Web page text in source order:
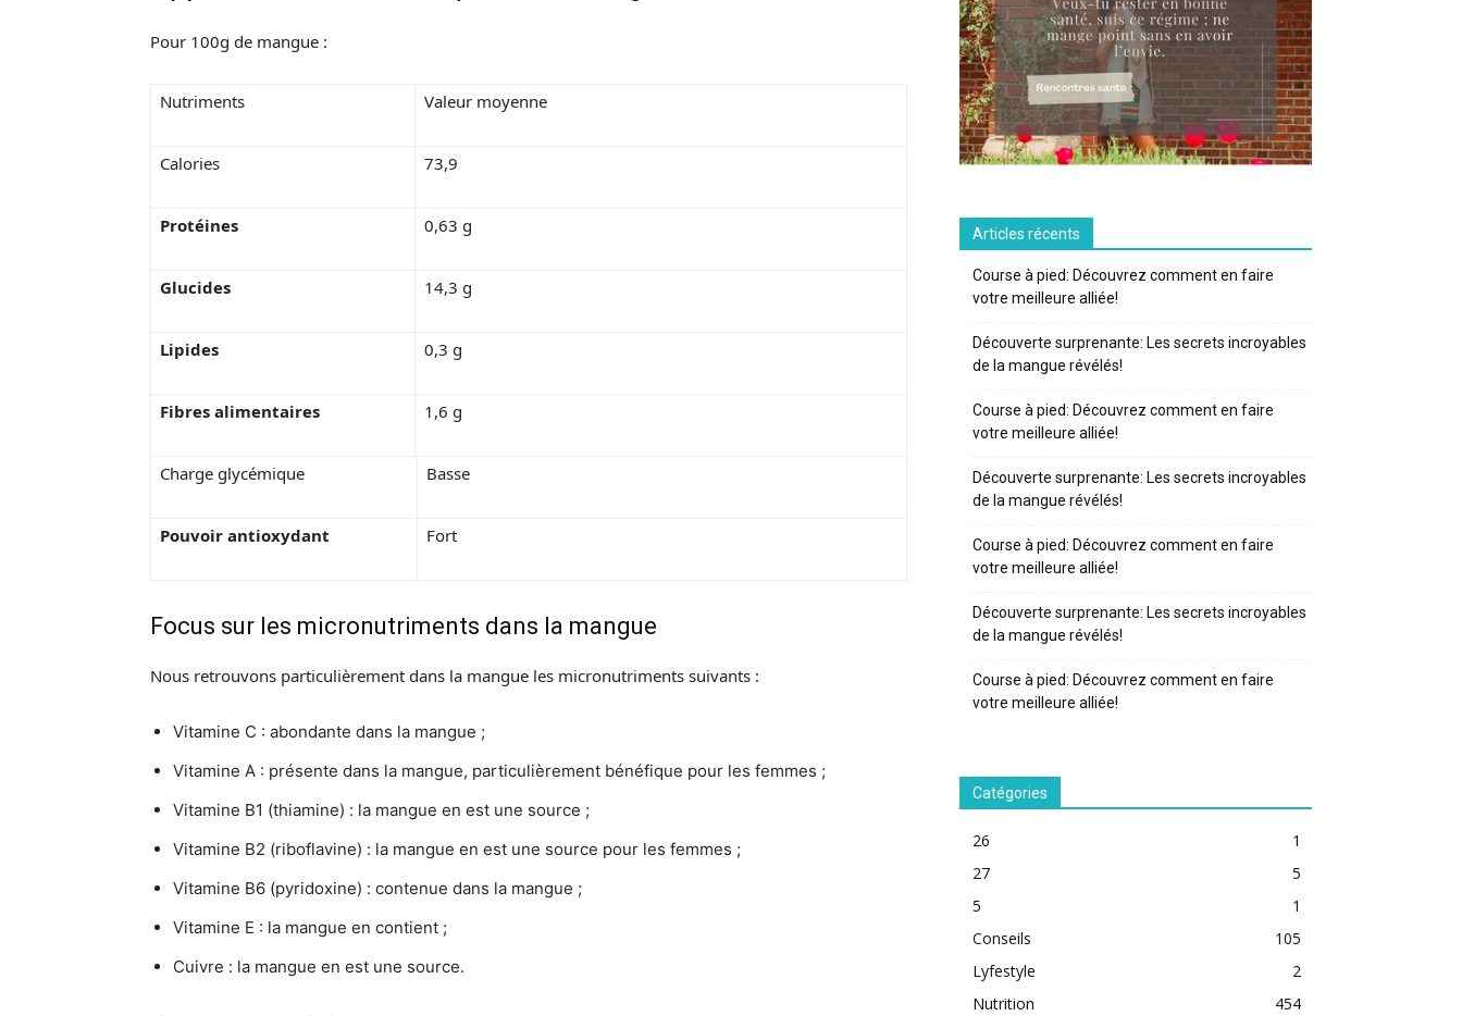
Pour 100g de mangue :
Nutriments Valeur moyenne
Calories 73,9
Protéines 0,63 g
Glucides 14,3 g
Lipides 0,3 g
Fibres alimentaires 1,6 g
Charge glycémique Basse
Pouvoir antioxydant Fort
Focus sur les micronutriments dans la mangue
Nous retrouvons particulièrement dans la mangue les micronutriments suivants :
Vitamine C : abondante dans la mangue ;
Vitamine A : présente dans la mangue, particulièrement bénéfique pour les femmes ;
Vitamine B1 (thiamine) : la mangue en est une source ;
Vitamine B2 (riboflavine) : la mangue en est une source pour les femmes ;
Vitamine B6 (pyridoxine) : contenue dans la mangue ;
Vitamine E : la mangue en contient ;
Cuivre : la mangue en est une source.
Articles récents
Course à pied: Découvrez comment en faire
votre meilleure alliée!
Découverte surprenante: Les secrets incroyables
de la mangue révélés!
Course à pied: Découvrez comment en faire
votre meilleure alliée!
Découverte surprenante: Les secrets incroyables
de la mangue révélés!
Course à pied: Découvrez comment en faire
votre meilleure alliée!
Découverte surprenante: Les secrets incroyables
de la mangue révélés!
Course à pied: Découvrez comment en faire
votre meilleure alliée!
Catégories
26
1
27
5
5
1
Conseils
105
Lyfestyle
2
Nutrition
454